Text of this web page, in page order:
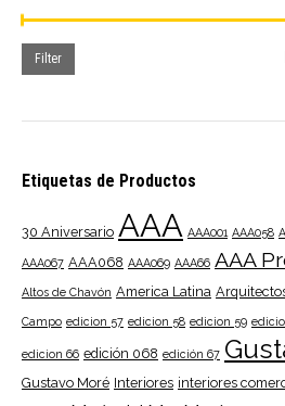
Filter
Etiquetas de Productos
30 Aniversario AAA AAA001 AAA058
AAA067 AAA068 AAA069 AAA66 AAA
Altos de Chavón America Latina
Campo edicion 57 edicion 58 edicion 59
edicion 66 edición 068 edición 67
Gustavo Moré Interiores interiores